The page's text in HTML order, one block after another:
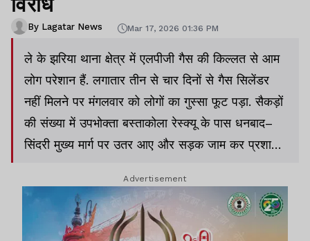
By Lagatar News Mar 17, 2026 01:36 PM
ले के झरिया थाना क्षेत्र में एलपीजी गैस की किल्लत से आम
लोग परेशान हैं. लगातार तीन से चार दिनों से गैस सिलेंडर
नहीं मिलने पर मंगलवार को लोगों का गुस्सा फूट पड़ा. सैकड़ों
की संख्या में उपभोक्ता बस्ताकोला रेस्क्यू के पास धनबाद–
सिंदरी मुख्य मार्ग पर उतर आए और सड़क जाम कर प्रशासन
Advertisement